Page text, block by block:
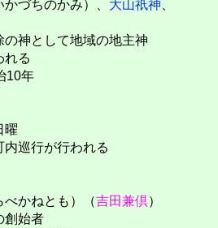
づちのかみ）、 大山祇神
神として地域の地主神
れる
10年
曜
巡行が行われる
かねとも）（吉田兼倶）
創始者